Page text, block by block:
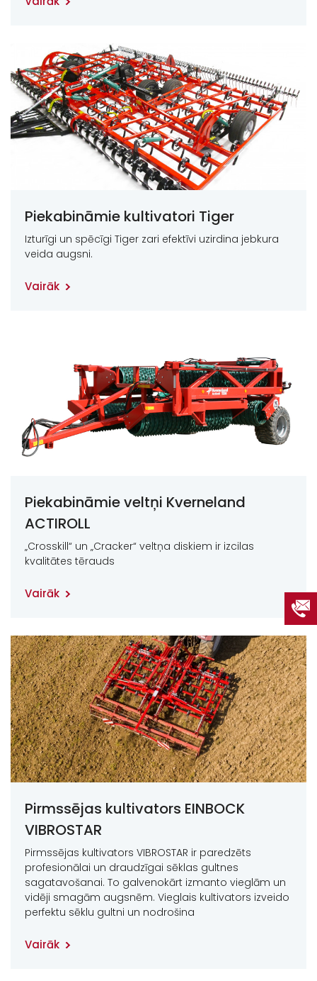
Piekabināmie kultivatori Tiger
Izturīgi un spēcīgi Tiger zari efektīvi uzirdina jebkura
veida augsni.
Vairāk
Piekabināmie veltņi Kverneland
ACTIROLL
„Crosskill“ un „Cracker“ veltņa diskiem ir izcilas
kvalitātes tērauds
Vairāk
Pirmssējas kultivators EINBOCK
VIBROSTAR
Pirmssējas kultivators VIBROSTAR ir paredzēts
profesionālai un draudzīgai sēklas gultnes
sagatavošanai. To galvenokārt izmanto vieglām un
vidēji smagām augsnēm. Vieglais kultivators izveido
perfektu sēklu gultni un nodrošina
Vairāk